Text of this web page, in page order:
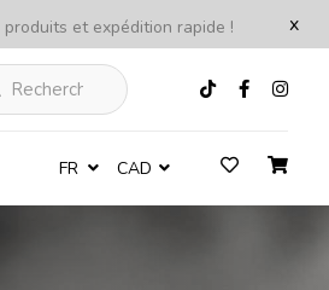
x
produits et expédition rapide !
FR CAD